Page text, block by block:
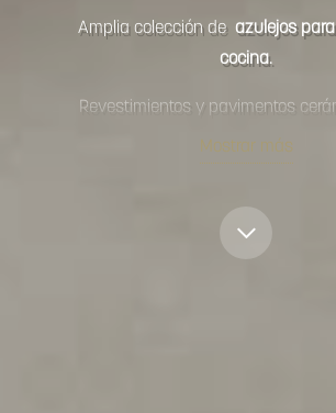
Amplia colección de azulejos
cocina.
Revestimientos y pavimentos
cocinas, disponible en varios
y diseños.
Mostrar más